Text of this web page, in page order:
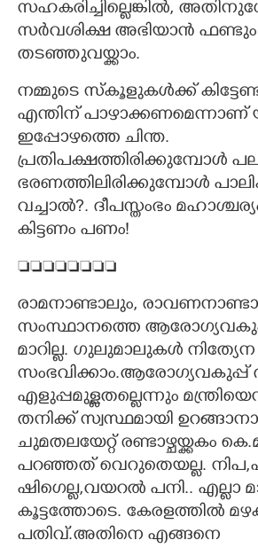
സഹകരിച്ചില്ലെങ്കിൽ,
സർവശിക്ഷ അഭിയാൻ ഫണ്ടും
തടഞ്ഞുവയ്ക്കാം.
നമ്മുടെ സ്കൂളുകൾക്ക്
എന്തിന്
ഇപ്പോഴത്തെ ചിന്ത.
പ്രതിപക്ഷത്തിരിക്കുമ്പോൾ
ഭരണത്തിലിരിക്കുമ്പോൾ
വച്ചാൽ?. ദീപസ്തംഭം
കിട്ടണം പണം!

രാമനാണ്ടാലും,
സംസ്ഥാനത്തെ
മാറില്ല. ഗുലുമാലുകൾ നിത്യേന
സംഭവിക്കാം.ആരോഗ്യവകുപ്പ്
എളുപ്പമുള്ളതല്ലെന്നും
തനിക്ക് സ്വസ്ഥമായി
ചുമതലയേറ്റ് രണ്ടാഴ്ചയ്ക്കകം
പറഞ്ഞത് വെറുതെയല്ല.
ഷിഗെല്ല,വയറൽ പനി.. എല്ലാ
കൂട്ടത്തോടെ. കേരളത്തിൽ
പതിവ്.അതിനെ എങ്ങനെ